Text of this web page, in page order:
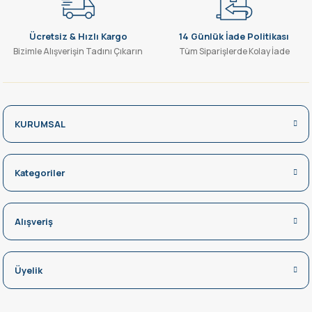
Ücretsiz & Hızlı Kargo
Bizimle Alışverişin Tadını Çıkarın
14 Günlük İade Politikası
Tüm Siparişlerde Kolay İade
KURUMSAL
Kategoriler
Alışveriş
Üyelik